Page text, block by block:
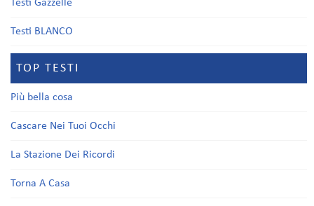
Testi Gazzelle
Testi BLANCO
TOP TESTI
Più bella cosa
Cascare Nei Tuoi Occhi
La Stazione Dei Ricordi
Torna A Casa